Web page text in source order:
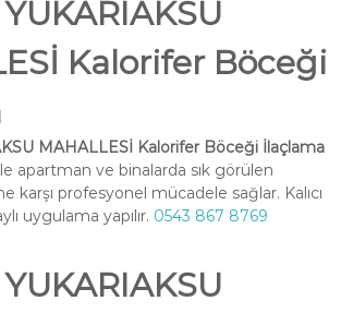
Kalorifer Böceği
MAHALLESİ Kalorifer Böceği İlaçlama
apartman ve binalarda sık görülen
karşı profesyonel mücadele sağlar. Kalıcı
uygulama yapılır. 0543 867 8769